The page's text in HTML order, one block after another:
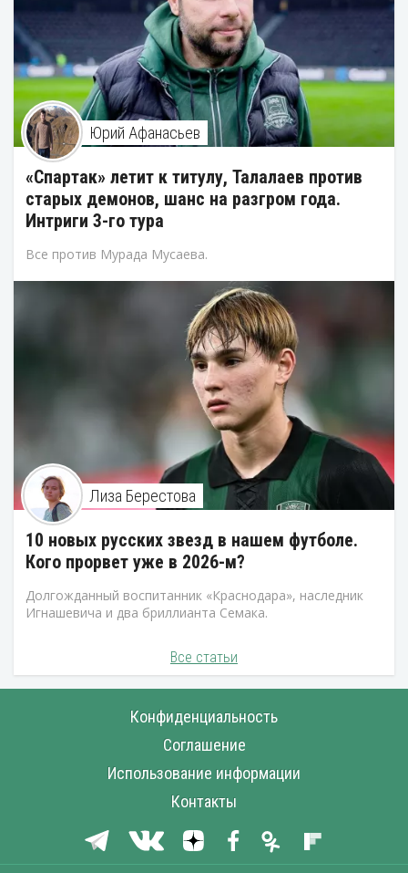
Юрий Афанасьев
«Спартак» летит к титулу, Талалаев против
старых демонов, шанс на разгром года.
Интриги 3-го тура
Все против Мурада Мусаева.
Лиза Берестова
10 новых русских звезд в нашем футболе.
Кого прорвет уже в 2026-м?
Долгожданный воспитанник «Краснодара», наследник
Игнашевича и два бриллианта Семака.
Все статьи
Конфиденциальность
Соглашение
Использование информации
Контакты